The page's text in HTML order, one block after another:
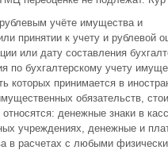
учёте имущества и
принятии к учету и рублевой
или дату составления
по бухгалтерскому учету
которых принимается в
обязательств,
денежные знаки в
учреждениях, денежные и
в расчетах с любыми